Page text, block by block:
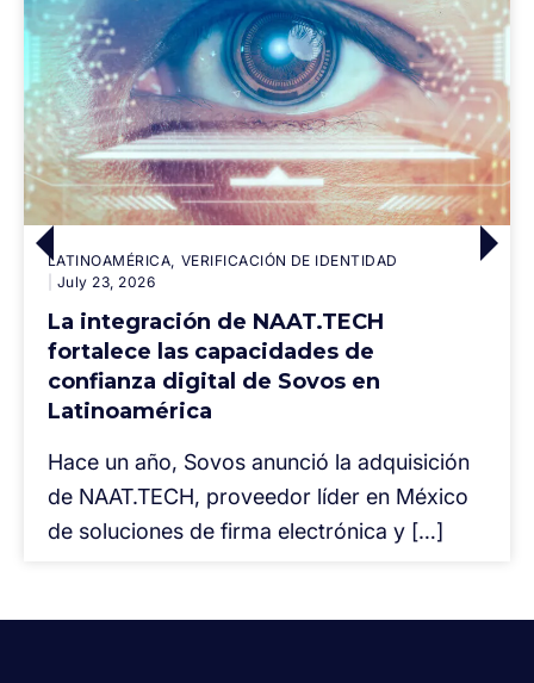
LATINOAMÉRICA VERIFICACIÓN DE IDENTIDAD
July 23, 2026
La integración de NAAT.TECH
fortalece las capacidades de
confianza digital de Sovos en
Latinoamérica
Hace un año, Sovos anunció la adquisición
de NAAT.TECH, proveedor líder en México
de soluciones de firma electrónica y […]